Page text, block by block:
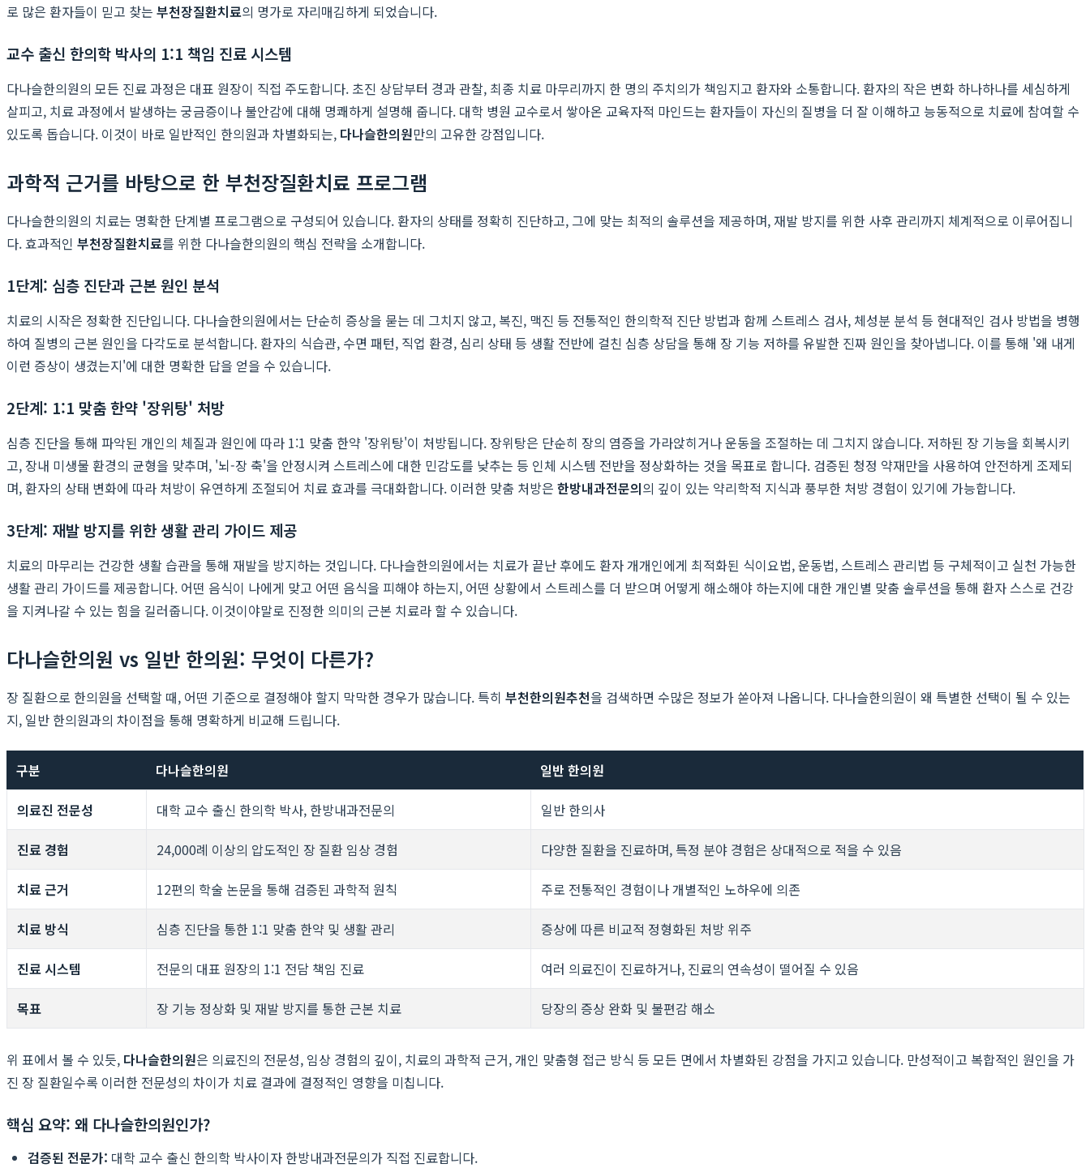
로 많은 환자들이 믿고 찾는 부천장질환치료의 명가로 자리매김하게 되었습니다.
교수 출신 한의학 박사의 1:1 책임 진료 시스템
다나슬한의원의 모든 진료 과정은 대표 원장이 직접 주도합니다. 초진 상담부터 경과 관찰, 최종 치료 마무리까지 한 명의 주치의가 책임지고 환자와 소통합니다. 환자의 작은 변화 하나하나를 세심하게
살피고, 치료 과정에서 발생하는 궁금증이나 불안감에 대해 명쾌하게 설명해 줍니다. 대학 병원 교수로서 쌓아온 교육자적 마인드는 환자들이 자신의 질병을 더 잘 이해하고 능동적으로 치료에 참여할 수
있도록 돕습니다. 이것이 바로 일반적인 한의원과 차별화되는, 다나슬한의원만의 고유한 강점입니다.
과학적 근거를 바탕으로 한 부천장질환치료 프로그램
다나슬한의원의 치료는 명확한 단계별 프로그램으로 구성되어 있습니다. 환자의 상태를 정확히 진단하고, 그에 맞는 최적의 솔루션을 제공하며, 재발 방지를 위한 사후 관리까지 체계적으로 이루어집니
다. 효과적인 부천장질환치료를 위한 다나슬한의원의 핵심 전략을 소개합니다.
1단계: 심층 진단과 근본 원인 분석
치료의 시작은 정확한 진단입니다. 다나슬한의원에서는 단순히 증상을 묻는 데 그치지 않고, 복진, 맥진 등 전통적인 한의학적 진단 방법과 함께 스트레스 검사, 체성분 분석 등 현대적인 검사 방법을 병행
하여 질병의 근본 원인을 다각도로 분석합니다. 환자의 식습관, 수면 패턴, 직업 환경, 심리 상태 등 생활 전반에 걸친 심층 상담을 통해 장 기능 저하를 유발한 진짜 원인을 찾아냅니다. 이를 통해 '왜 내게
이런 증상이 생겼는지'에 대한 명확한 답을 얻을 수 있습니다.
2단계: 1:1 맞춤 한약 '장위탕' 처방
심층 진단을 통해 파악된 개인의 체질과 원인에 따라 1:1 맞춤 한약 '장위탕'이 처방됩니다. 장위탕은 단순히 장의 염증을 가라앉히거나 운동을 조절하는 데 그치지 않습니다. 저하된 장 기능을 회복시키
고, 장내 미생물 환경의 균형을 맞추며, '뇌-장 축'을 안정시켜 스트레스에 대한 민감도를 낮추는 등 인체 시스템 전반을 정상화하는 것을 목표로 합니다. 검증된 청정 약재만을 사용하여 안전하게 조제되
며, 환자의 상태 변화에 따라 처방이 유연하게 조절되어 치료 효과를 극대화합니다. 이러한 맞춤 처방은 한방내과전문의의 깊이 있는 약리학적 지식과 풍부한 처방 경험이 있기에 가능합니다.
3단계: 재발 방지를 위한 생활 관리 가이드 제공
치료의 마무리는 건강한 생활 습관을 통해 재발을 방지하는 것입니다. 다나슬한의원에서는 치료가 끝난 후에도 환자 개개인에게 최적화된 식이요법, 운동법, 스트레스 관리법 등 구체적이고 실천 가능한
생활 관리 가이드를 제공합니다. 어떤 음식이 나에게 맞고 어떤 음식을 피해야 하는지, 어떤 상황에서 스트레스를 더 받으며 어떻게 해소해야 하는지에 대한 개인별 맞춤 솔루션을 통해 환자 스스로 건강
을 지켜나갈 수 있는 힘을 길러줍니다. 이것이야말로 진정한 의미의 근본 치료라 할 수 있습니다.
다나슬한의원 vs 일반 한의원: 무엇이 다른가?
장 질환으로 한의원을 선택할 때, 어떤 기준으로 결정해야 할지 막막한 경우가 많습니다. 특히 부천한의원추천을 검색하면 수많은 정보가 쏟아져 나옵니다. 다나슬한의원이 왜 특별한 선택이 될 수 있는
지, 일반 한의원과의 차이점을 통해 명확하게 비교해 드립니다.
구분 다나슬한의원 일반 한의원
의료진 전문성 대학 교수 출신 한의학 박사, 한방내과전문의 일반 한의사
진료 경험 24,000례 이상의 압도적인 장 질환 임상 경험 다양한 질환을 진료하며, 특정 분야 경험은 상대적으로 적을 수 있음
치료 근거 12편의 학술 논문을 통해 검증된 과학적 원칙 주로 전통적인 경험이나 개별적인 노하우에 의존
치료 방식 심층 진단을 통한 1:1 맞춤 한약 및 생활 관리 증상에 따른 비교적 정형화된 처방 위주
진료 시스템 전문의 대표 원장의 1:1 전담 책임 진료 여러 의료진이 진료하거나, 진료의 연속성이 떨어질 수 있음
목표 장 기능 정상화 및 재발 방지를 통한 근본 치료 당장의 증상 완화 및 불편감 해소
위 표에서 볼 수 있듯, 다나슬한의원은 의료진의 전문성, 임상 경험의 깊이, 치료의 과학적 근거, 개인 맞춤형 접근 방식 등 모든 면에서 차별화된 강점을 가지고 있습니다. 만성적이고 복합적인 원인을 가
진 장 질환일수록 이러한 전문성의 차이가 치료 결과에 결정적인 영향을 미칩니다.
핵심 요약: 왜 다나슬한의원인가?
검증된 전문가: 대학 교수 출신 한의학 박사이자 한방내과전문의가 직접 진료합니다.